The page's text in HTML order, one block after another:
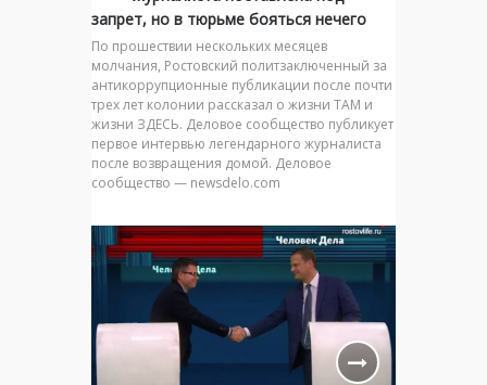
запрет, но в тюрьме бояться нечего
По прошествии нескольких месяцев
молчания, Ростовский политзаключенный за
антикоррупционные публикации после почти
трех лет колонии рассказал о жизни ТАМ и
жизни ЗДЕСЬ. Деловое сообщество публикует
первое интервью легендарного журналиста
после возвращения домой. Деловое
сообщество — newsdelo.com